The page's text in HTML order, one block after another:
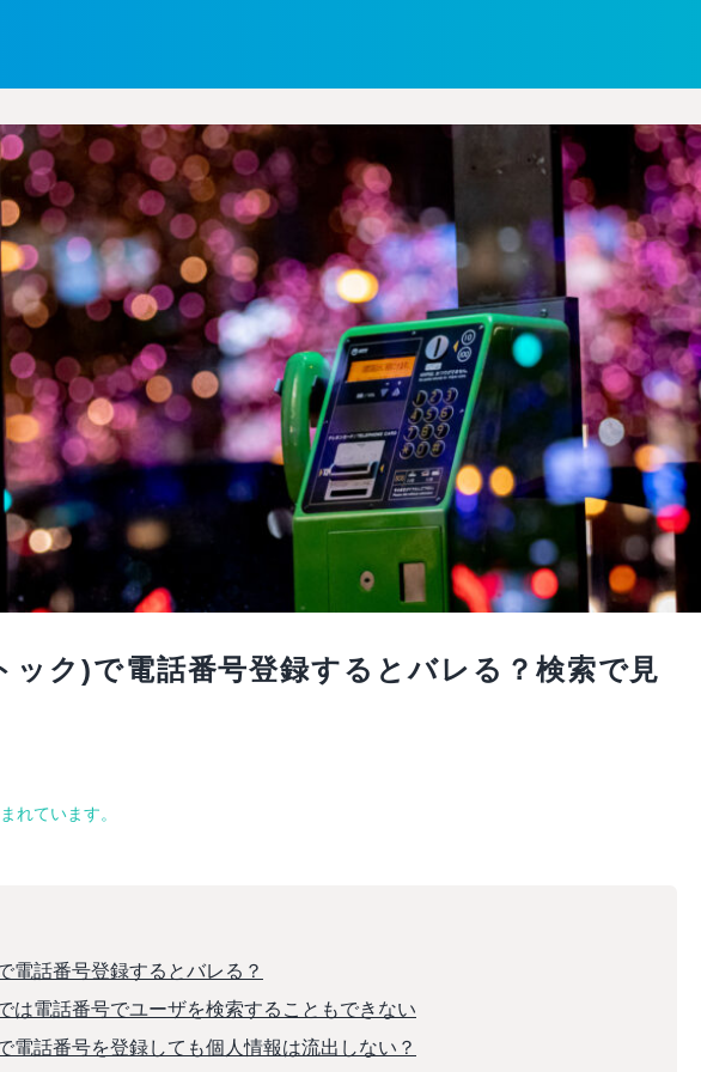
ク)で電話番号登録するとバレる？検索で見
れています。
電話番号登録するとバレる？
は電話番号でユーザを検索することもできない
電話番号を登録しても個人情報は流出しない？